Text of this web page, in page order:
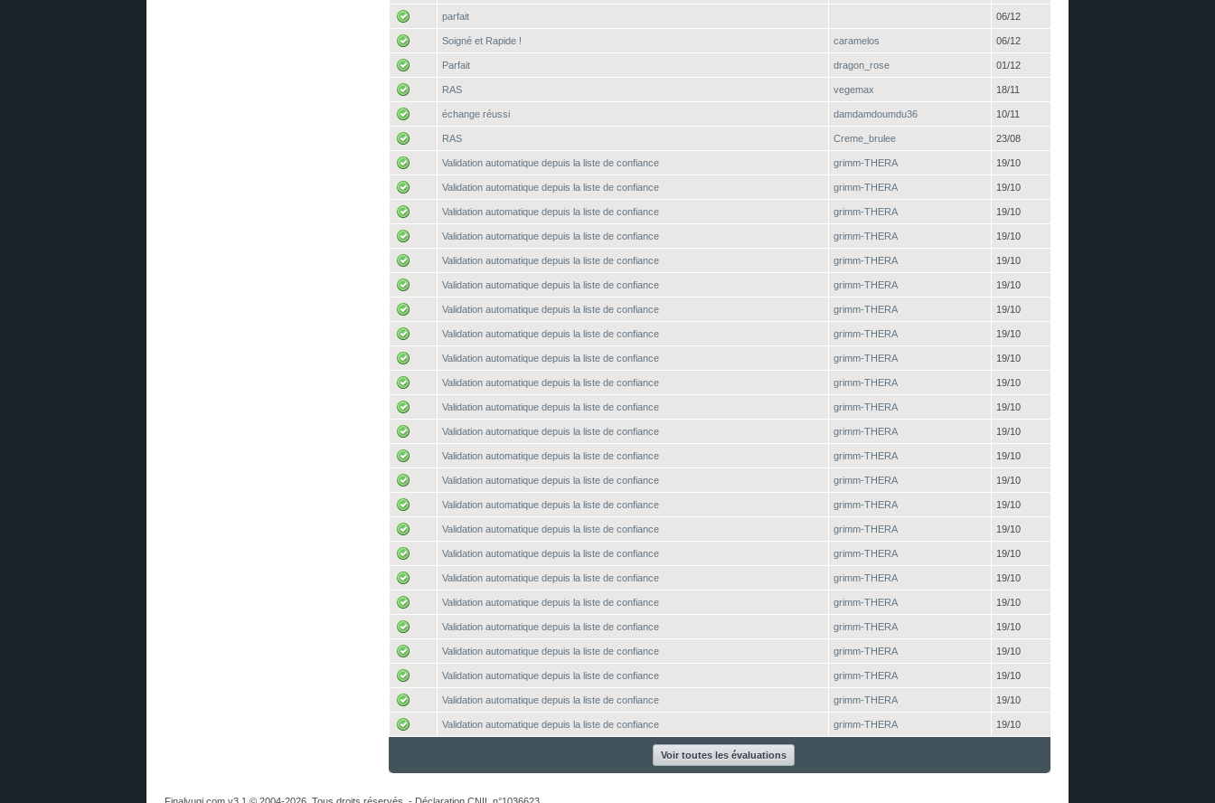
parfait 06/12
Soigné et Rapide ! caramelos 06/12
Parfait dragon_rose 01/12
RAS vegemax 18/11
échange réussi damdamdoumdu36 10/11
RAS Creme_brulee 23/08
Validation automatique depuis la liste de confiance grimm-THERA 19/10
Validation automatique depuis la liste de confiance grimm-THERA 19/10
Validation automatique depuis la liste de confiance grimm-THERA 19/10
Validation automatique depuis la liste de confiance grimm-THERA 19/10
Validation automatique depuis la liste de confiance grimm-THERA 19/10
Validation automatique depuis la liste de confiance grimm-THERA 19/10
Validation automatique depuis la liste de confiance grimm-THERA 19/10
Validation automatique depuis la liste de confiance grimm-THERA 19/10
Validation automatique depuis la liste de confiance grimm-THERA 19/10
Validation automatique depuis la liste de confiance grimm-THERA 19/10
Validation automatique depuis la liste de confiance grimm-THERA 19/10
Validation automatique depuis la liste de confiance grimm-THERA 19/10
Validation automatique depuis la liste de confiance grimm-THERA 19/10
Validation automatique depuis la liste de confiance grimm-THERA 19/10
Validation automatique depuis la liste de confiance grimm-THERA 19/10
Validation automatique depuis la liste de confiance grimm-THERA 19/10
Validation automatique depuis la liste de confiance grimm-THERA 19/10
Validation automatique depuis la liste de confiance grimm-THERA 19/10
Validation automatique depuis la liste de confiance grimm-THERA 19/10
Validation automatique depuis la liste de confiance grimm-THERA 19/10
Validation automatique depuis la liste de confiance grimm-THERA 19/10
Validation automatique depuis la liste de confiance grimm-THERA 19/10
Validation automatique depuis la liste de confiance grimm-THERA 19/10
Validation automatique depuis la liste de confiance grimm-THERA 19/10
Voir toutes les évaluations